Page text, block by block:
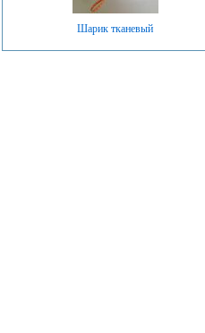
Шарик тканевый